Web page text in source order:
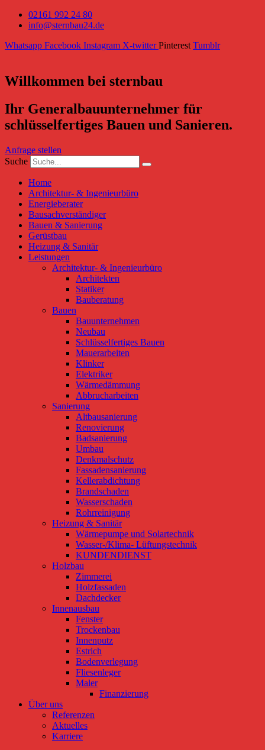
02161 992 24 80
info@sternbau24.de
Whatsapp Facebook Instagram X-twitter Pinterest Tumblr
Willkommen bei sternbau
Ihr Generalbauunternehmer für
schlüsselfertiges Bauen und Sanieren.
Anfrage stellen
Suche
Home
Architektur- & Ingenieurbüro
Energieberater
Bausachverständiger
Bauen & Sanierung
Gerüstbau
Heizung & Sanitär
Leistungen
Architektur- & Ingenieurbüro
Architekten
Statiker
Bauberatung
Bauen
Bauunternehmen
Neubau
Schlüsselfertiges Bauen
Mauerarbeiten
Klinker
Elektriker
Wärmedämmung
Abbrucharbeiten
Sanierung
Altbausanierung
Renovierung
Badsanierung
Umbau
Denkmalschutz
Fassadensanierung
Kellerabdichtung
Brandschaden
Wasserschaden
Rohrreinigung
Heizung & Sanitär
Wärmepumpe und Solartechnik
Wasser-/Klima- Lüftungstechnik
KUNDENDIENST
Holzbau
Zimmerei
Holzfassaden
Dachdecker
Innenausbau
Fenster
Trockenbau
Innenputz
Estrich
Bodenverlegung
Fliesenleger
Maler
Finanzierung
Über uns
Referenzen
Aktuelles
Karriere